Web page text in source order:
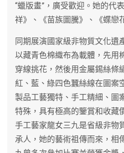
“蠟版畫”，廣受歡迎。她的代
祥》、《苗族圖騰》、《蝶戀
同期展演國家級非物質文化遺
以藏青色棉織布為載體，先用
穿線挑花，然後用金屬錫絲條
紅、藍、綠四色蠶絲線在圖案
製品工藝獨特、手工精細、圖
特殊，具有極高的鑒賞和收藏
手工藝家龍女三九是省級非物
承人，她的藝術祖傳而來，相